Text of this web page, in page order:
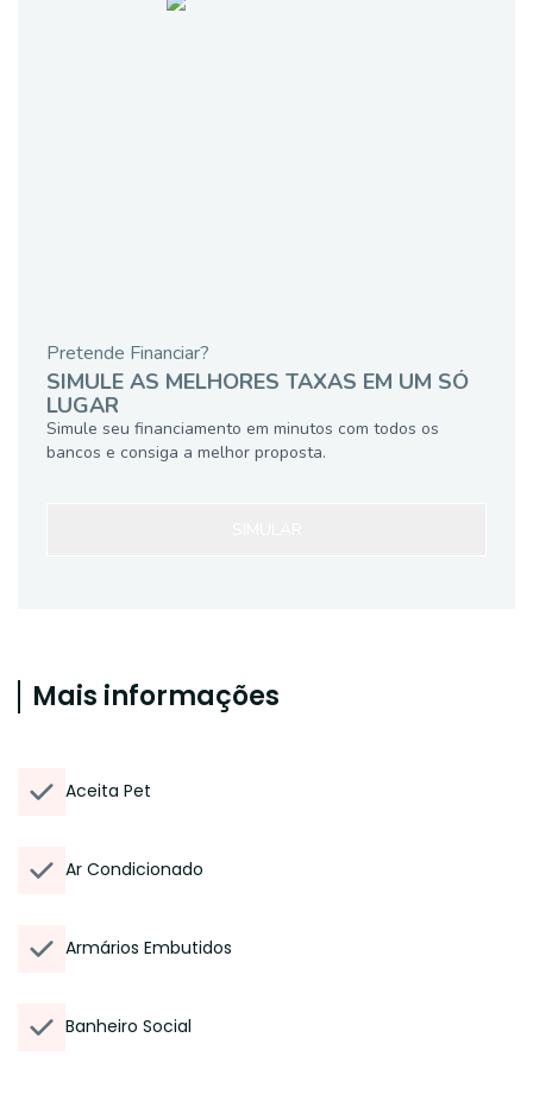
Pretende Financiar?
SIMULE AS MELHORES TAXAS EM UM SÓ
LUGAR
Simule seu financiamento em minutos com todos os
bancos e consiga a melhor proposta.
Mais informações
Aceita Pet
Ar Condicionado
Armários Embutidos
Banheiro Social